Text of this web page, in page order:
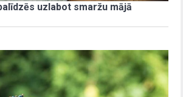
uzlabot smaržu mājā